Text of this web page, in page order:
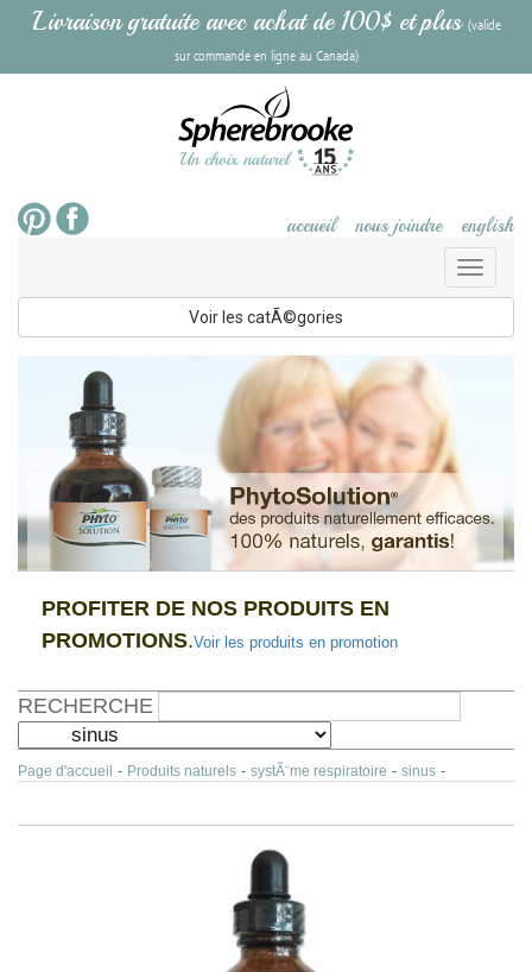
Livraison gratuite avec achat de 100$ et plus (valide
sur commande en ligne au Canada)
accueil nous joindre english
Toggle
Voir les catÃ©gories
PROFITER DE NOS PRODUITS EN
PROMOTIONS.Voir les produits en promotion
RECHERCHE
Page d'accueil - Produits naturels - systÃ¨me respiratoire - sinus -